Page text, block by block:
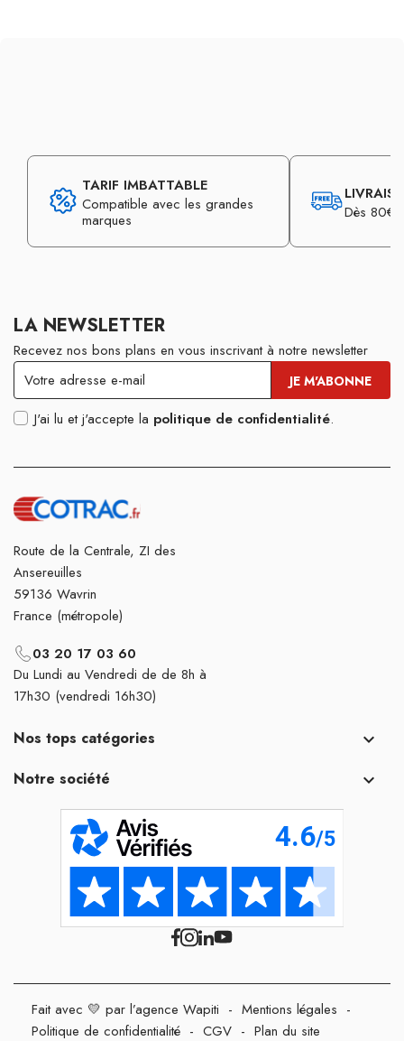
TARIF IMBATTABLE
Compatible avec les grandes
marques
Dès 80€
LA NEWSLETTER
Recevez nos bons plans en vous inscrivant à notre newsletter
J'ai lu et j'accepte la politique de confidentialité.
Route de la Centrale, ZI des
Ansereuilles
59136 Wavrin
France (métropole)
03 20 17 03 60
Du Lundi au Vendredi de de 8h à
17h30 (vendredi 16h30)
Nos tops catégories 
Notre société 
Fait avec 💛 par l’agence Wapiti - Mentions légales -
Politique de confidentialité - CGV - Plan du site